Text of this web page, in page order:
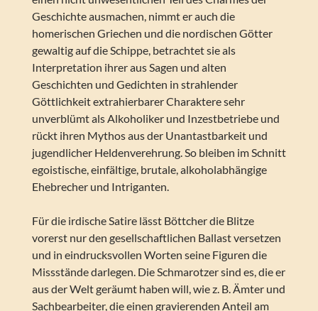
Geschichte ausmachen, nimmt er auch die
homerischen Griechen und die nordischen Götter
gewaltig auf die Schippe, betrachtet sie als
Interpretation ihrer aus Sagen und alten
Geschichten und Gedichten in strahlender
Göttlichkeit extrahierbarer Charaktere sehr
unverblümt als Alkoholiker und Inzestbetriebe und
rückt ihren Mythos aus der Unantastbarkeit und
jugendlicher Heldenverehrung. So bleiben im Schnitt
egoistische, einfältige, brutale, alkoholabhängige
Ehebrecher und Intriganten.
Für die irdische Satire lässt Böttcher die Blitze
vorerst nur den gesellschaftlichen Ballast versetzen
und in eindrucksvollen Worten seine Figuren die
Missstände darlegen. Die Schmarotzer sind es, die er
aus der Welt geräumt haben will, wie z. B. Ämter und
Sachbearbeiter, die einen gravierenden Anteil am